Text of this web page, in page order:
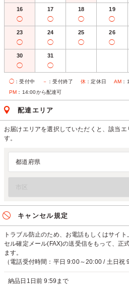
16
◯
17
◯
18
◯
19
◯
23
◯
24
◯
25
◯
26
◯
30
◯
31
◯
◯ ：受付中 － ：受付終了 休 ：定休日 AM
PM ：14:00から配達可
配達エリア
お届けエリアを選択していただくと、該当
す。
キャンセル規定
トラブル防止のため、お電話もしくはサイ
セル確定メール(FAX)の送受信をもって、正
ます。
（電話受付時間：平日 9:00～20:00 / 土日祝
納品日1日前 9:59まで